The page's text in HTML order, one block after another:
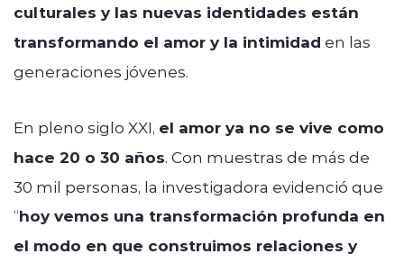
culturales y las nuevas identidades están
transformando el amor y la intimidad en las
generaciones jóvenes.
En pleno siglo XXI, el amor ya no se vive como
hace 20 o 30 años. Con muestras de más de
30 mil personas, la investigadora evidenció que
“hoy vemos una transformación profunda en
el modo en que construimos relaciones y